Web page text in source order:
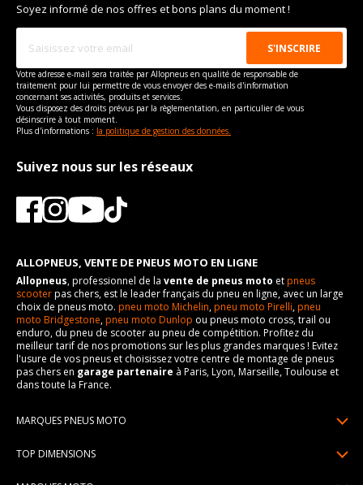
XPS TRACK
Soyez informé de nos offres et bons plans du moment !
Votre adresse e-mail sera traitée par Allopneus en qualité de responsable de
traitement pour lui permettre de vous envoyer des e-mails d'information
concernant ses activités, produits et services.
Vous disposez des droits prévus par la règlementation, en particulier de vous
désinscrire à tout moment.
Plus d'informations : la politique de gestion des données.
Suivez nous sur les réseaux
ALLOPNEUS, VENTE DE PNEUS MOTO EN LIGNE
Allopneus, professionnel de la vente de pneus moto etpneus
scooterpas chers, est le leader français du pneu en ligne, avec un large
choix de pneus moto. pneu moto Michelin,pneu moto Pirelli,pneu
moto Bridgestone,pneu moto Dunlop ou pneus moto cross, trail ou
enduro, du pneu de scooter au pneu de compétition. Profitez du
meilleur tarif de nos promotions sur les plus grandes marques ! Evitez
l'usure de vos pneus et choisissez votre centre de montage de pneus
pas chers en garage partenaire à Paris, Lyon, Marseille, Toulouse et
dans toute la France.
MARQUES PNEUS MOTO
TOP DIMENSIONS